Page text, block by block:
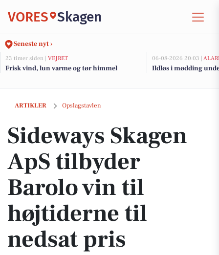
VORES Skagen
Seneste nyt ›
23 timer siden | VEJRET
Frisk vind, lun varme og tør himmel
06-08-2026 20:03 |
Ildløs i mødding
ARTIKLER Opslagstavlen
Sideways Skagen ApS tilbyder Barolo vin til højtiderne til nedsat pris
Sideways Skagen
ApS tilbyder
Barolo vin til
højtiderne til
nedsat pris